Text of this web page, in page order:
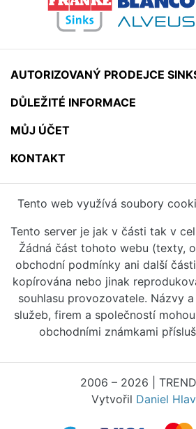
AUTORIZOVANÝ PRODEJCE
DŮLEŽITÉ INFORMACE
MŮJ ÚČET
KONTAKT
Tento web využívá soubory
Tento server je jak v části tak v
Žádná část tohoto webu (texty,
obchodní podmínky ani další
kopírována nebo jinak
souhlasu provozovatele. Názvy
služeb, firem a společností
obchodními známkami
2006 – 2026 |
Vytvořil Daniel